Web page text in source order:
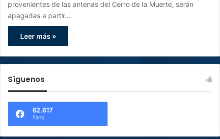
provenientes de las antenas del Cerro de la Muerte, serán
apagadas a partir…
Leer más »
Síguenos
62.617
Fans